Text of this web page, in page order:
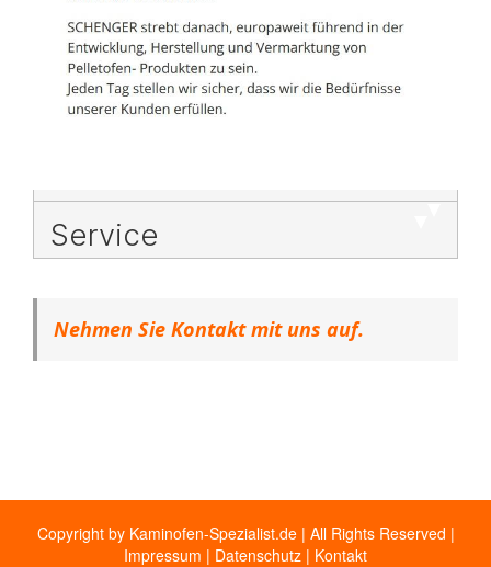
Service
Nehmen Sie Kontakt mit uns auf.
Copyright by Kaminofen-Spezialist.de | All Rights Reserved |
Impressum | Datenschutz | Kontakt